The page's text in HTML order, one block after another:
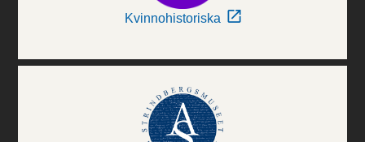
Kvinnohistoriska